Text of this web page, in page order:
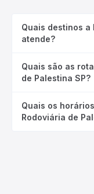
Quais destinos a
atende?
Quais são as
de Palestina SP?
Quais os
Rodoviária de